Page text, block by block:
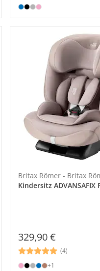
Britax Römer - Britax
Kindersitz ADVANSAFIX
329,90 €
(4)
+1